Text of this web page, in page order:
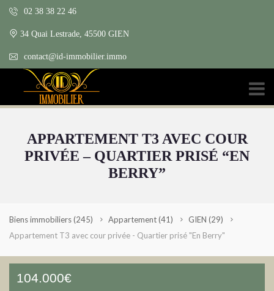
02 38 38 22 46
34 Quai Lestrade, 45500 GIEN
contact@id-immobilier.immo
APPARTEMENT T3 AVEC COUR
PRIVÉE – QUARTIER PRISÉ “EN
BERRY”
Biens immobiliers(245) Appartement(41) GIEN (29)
Appartement T3 avec cour privée - Quartier prisé "En Berry"
104.000€